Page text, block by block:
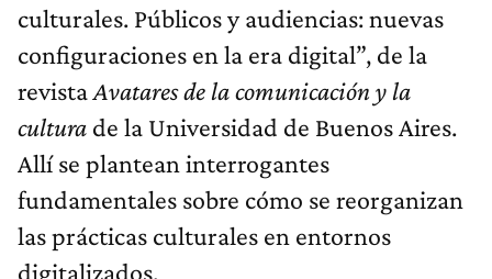
culturales. Públicos y audiencias: nuevas
configuraciones en la era digital”, de la
revistaAvatares de la comunicación y la
cultura de la Universidad de Buenos Aires.
Allí se plantean interrogantes
fundamentales sobre cómo se reorganizan
las prácticas culturales en entornos
digitalizados.